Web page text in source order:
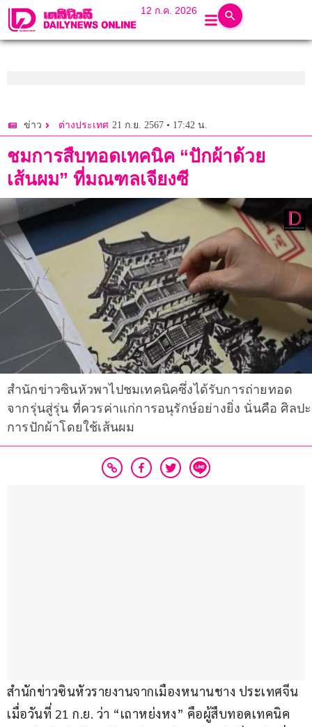
12 ก.ค. 2026
ข่าว ต่างประเทศ 21 ก.ย. 2567 • 17:42 น.
ชมการสืบทอดเทคนิค “ปักผ้าด้วย
เส้นผม” ที่มณฑลเจียงซี
สำนักข่าวซินหัวพาไปชมเทคนิคซึ่งได้รับการถ่ายทอด
จากรุ่นสู่รุ่น ที่ควรค่าแก่การอนุรักษ์อย่างยิ่ง นั่นคือ ศิลปะ
การปักผ้าโดยใช้เส้นผม
สำนักข่าวซินหัวรายงานจากเมืองหนานชาง ประเทศจีน
เมื่อวันที่ 21 ก.ย. ว่า “เถาหย่งหง” คือผู้สืบทอดเทคนิค